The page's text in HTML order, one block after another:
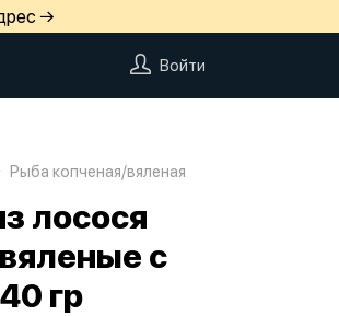
→
Войти
Рыба копченая/вяленая
лосося
с
гр